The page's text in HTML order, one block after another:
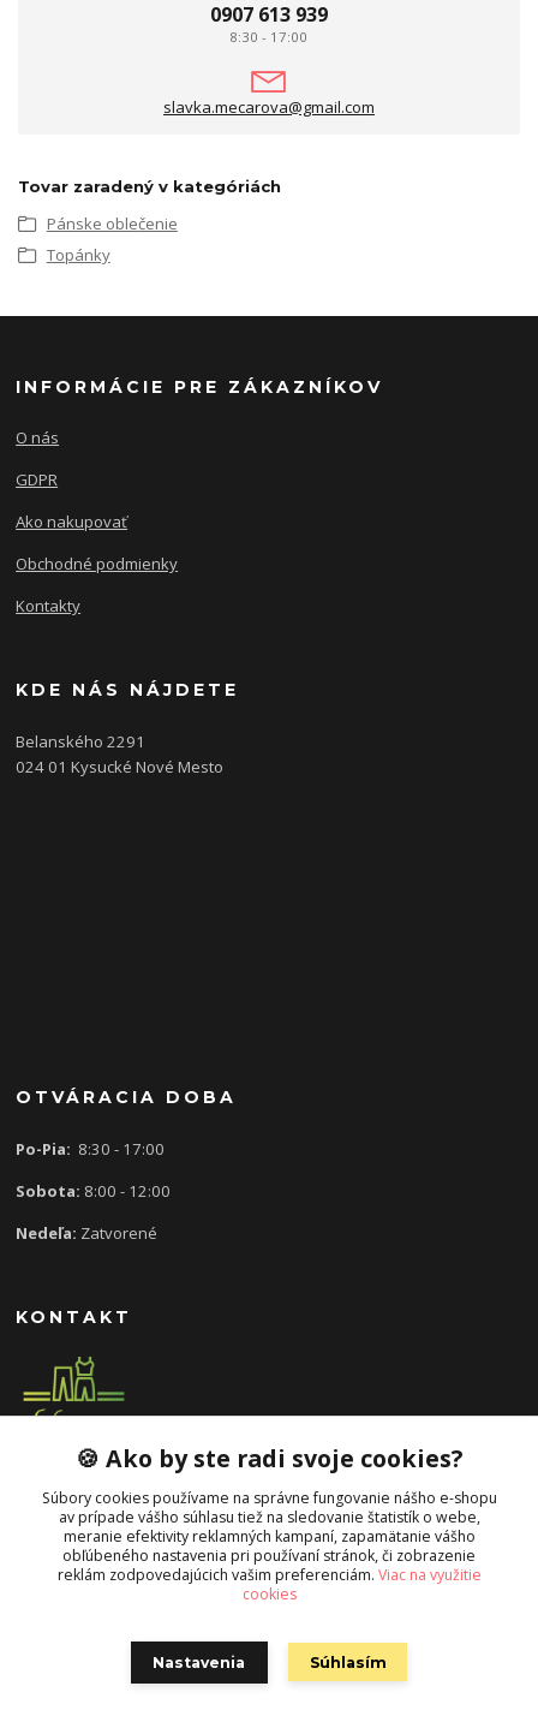
0907 613 939
8:30 - 17:00
slavka.mecarova@gmail.com
Tovar zaradený v kategóriách
Pánske oblečenie
Topánky
INFORMÁCIE PRE ZÁKAZNÍKOV
O nás
GDPR
Ako nakupovať
Obchodné podmienky
Kontakty
KDE NÁS NÁJDETE
Belanského 2291
024 01 Kysucké Nové Mesto
OTVÁRACIA DOBA
Po-Pia: 8:30 - 17:00
Sobota: 8:00 - 12:00
Nedeľa: Zatvorené
KONTAKT
0907 613 939
slavka.mecarova@gmail.com
🍪 Ako by ste radi svoje cookies?
Súbory cookies používame na správne fungovanie nášho e-shopu
av prípade vášho súhlasu tiež na sledovanie štatistík o webe,
meranie efektivity reklamných kampaní, zapamätanie vášho
obľúbeného nastavenia pri používaní stránok, či zobrazenie
reklám zodpovedajúcich vašim preferenciám. Viac na využitie
cookies
Nastavenia Súhlasím